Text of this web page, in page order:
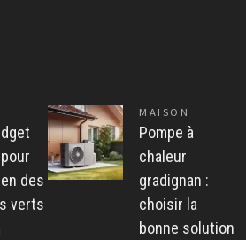
des
verts
MAISON
Pompe à
chaleur
gradignan :
choisir la
bonne solution